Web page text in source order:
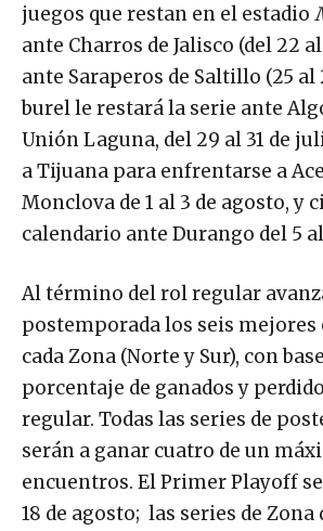
juegos que restan en el estadio
ante Charros de Jalisco (del 22
ante Saraperos de Saltillo (25 al
burel le restará la serie ante
Unión Laguna, del 29 al 31 de
a Tijuana para enfrentarse a
Monclova de 1 al 3 de agosto, y
calendario ante Durango del 5 al
Al término del rol regular
postemporada los seis mejores
cada Zona (Norte y Sur), con
porcentaje de ganados y
regular. Todas las series de
serán a ganar cuatro de un
encuentros. El Primer Playoff
18 de agosto; las series de Zona